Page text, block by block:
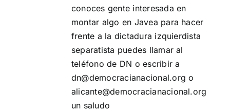
conoces gente interesada en
montar algo en Javea para hacer
frente a la dictadura izquierdista
separatista puedes llamar al
teléfono de DN o escribir a
dn@democracianacional.org o
alicante@democracianacional.org
un saludo